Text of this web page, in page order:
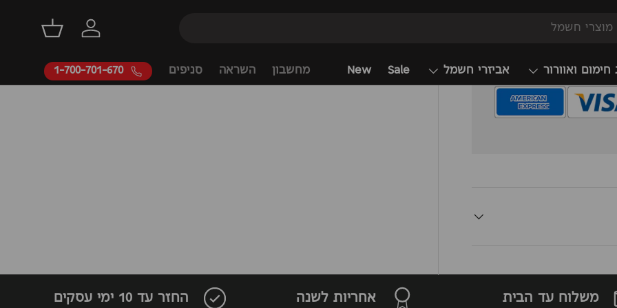
התחברותסל קניות
חימום ואוורור אביזרי חשמל Sale
New מחשבון השראה סניפים 1-700-701-670
ידי חברת האשראי, כל
וכן כל גופי
משלוח עד הבית אחריות לשנה החזר עד 10 ימי עסקים